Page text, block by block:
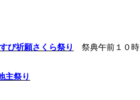
び祈願さくら祭り 祭典午前１０時
主祭り